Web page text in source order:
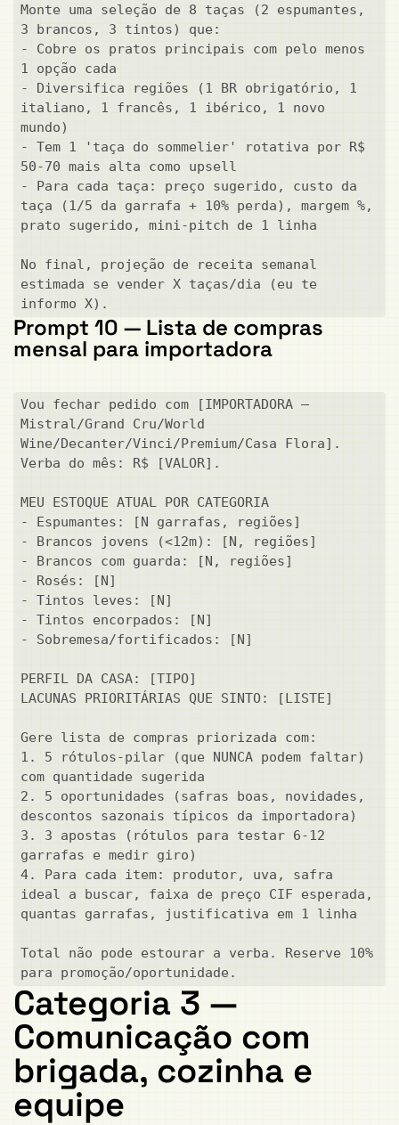
Monte uma seleção de 8 taças (2 espumantes,
3 brancos, 3 tintos) que:
- Cobre os pratos principais com pelo menos
1 opção cada
- Diversifica regiões (1 BR obrigatório, 1
italiano, 1 francês, 1 ibérico, 1 novo
mundo)
- Tem 1 'taça do sommelier' rotativa por R$
50-70 mais alta como upsell
- Para cada taça: preço sugerido, custo da
taça (1/5 da garrafa + 10% perda), margem %,
prato sugerido, mini-pitch de 1 linha
No final, projeção de receita semanal
estimada se vender X taças/dia (eu te
informo X).
Prompt 10 — Lista de compras
mensal para importadora
Vou fechar pedido com [IMPORTADORA —
Mistral/Grand Cru/World
Wine/Decanter/Vinci/Premium/Casa Flora].
Verba do mês: R$ [VALOR].
MEU ESTOQUE ATUAL POR CATEGORIA
- Espumantes: [N garrafas, regiões]
- Brancos jovens (<12m): [N, regiões]
- Brancos com guarda: [N, regiões]
- Rosés: [N]
- Tintos leves: [N]
- Tintos encorpados: [N]
- Sobremesa/fortificados: [N]
PERFIL DA CASA: [TIPO]
LACUNAS PRIORITÁRIAS QUE SINTO: [LISTE]
Gere lista de compras priorizada com:
1. 5 rótulos-pilar (que NUNCA podem faltar)
com quantidade sugerida
2. 5 oportunidades (safras boas, novidades,
descontos sazonais típicos da importadora)
3. 3 apostas (rótulos para testar 6-12
garrafas e medir giro)
4. Para cada item: produtor, uva, safra
ideal a buscar, faixa de preço CIF esperada,
quantas garrafas, justificativa em 1 linha
Total não pode estourar a verba. Reserve 10%
para promoção/oportunidade.
Categoria 3 —
Comunicação com
brigada, cozinha e
equipe